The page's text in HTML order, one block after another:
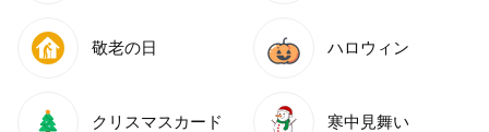
敬老の日 ハロウィン
クリスマスカード 寒中見舞い